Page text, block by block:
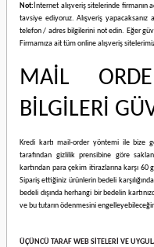
Not: İnternet alışveriş sitelerinde firmanın
tavsiye ediyoruz. Alışveriş yapacaksanız
telefon / adres bilgilerini not edin. Eğer
Firmamıza ait tüm online alışveriş
MAİL
BİLGİLERİ
Kredi kartı mail-order yöntemi ile bize
tarafından gizlilik prensibine göre
kartından para çekim itirazlarına karşı
Sipariş ettiğiniz ürünlerin bedeli
bedeli dışında herhangi bir bedelin
ve bu tutarın ödenmesini
ÜÇÜNCÜ TARAF WEB SİTELERİ VE